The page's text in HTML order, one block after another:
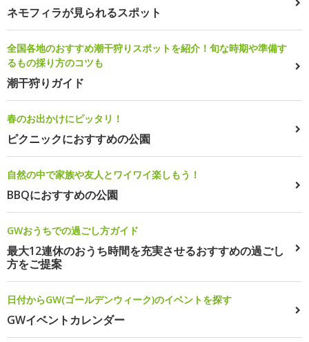
ネモフィラが見られるスポット
全国各地のおすすめ潮干狩りスポットを紹介！旬な時期や準備す
るもの採り方のコツも
潮干狩りガイド
春のお出かけにピッタリ！
ピクニックにおすすめの公園
自然の中で家族や友人とワイワイ楽しもう！
BBQにおすすめの公園
GWおうちでの過ごし方ガイド
最大12連休のおうち時間を充実させるおすすめの過ごし
方をご提案
日付からGW(ゴールデンウィーク)のイベントを探す
GWイベントカレンダー